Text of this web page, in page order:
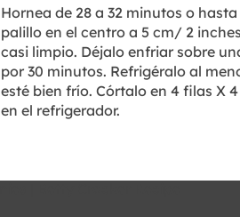
Hornea de 28 a 32 minutos o
palillo en el centro a 5 cm/ 2
casi limpio. Déjalo enfriar sobre
por 30 minutos. Refrigéralo al
esté bien frío. Córtalo en 4 filas X
en el refrigerador.